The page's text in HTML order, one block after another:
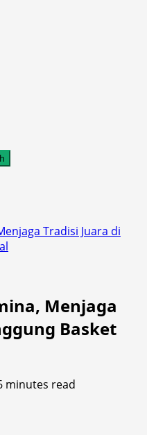
Tradisi Juara di
Menjaga
Basket
minutes read